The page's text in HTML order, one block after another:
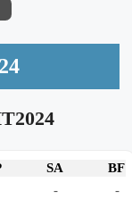
SA
BF
-
-